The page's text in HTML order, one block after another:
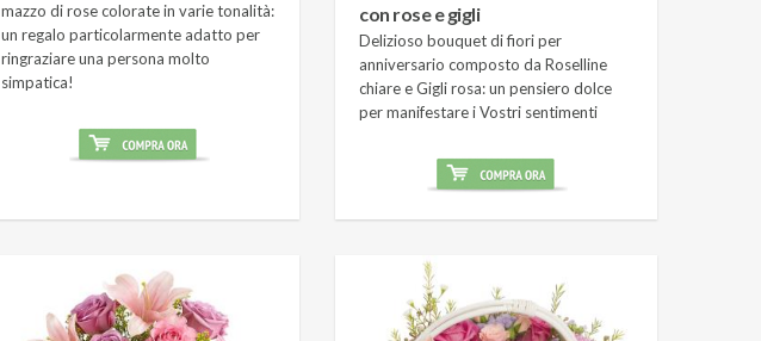
mazzo di rose colorate in varie tonalità:
un regalo particolarmente adatto per
ringraziare una persona molto
simpatica!
con rose e gigli
Delizioso bouquet di fiori per
anniversario composto da Roselline
chiare e Gigli rosa: un pensiero dolce
per manifestare i Vostri sentimenti